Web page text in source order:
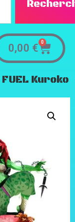
0,00 € 0
FUEL Kuroko